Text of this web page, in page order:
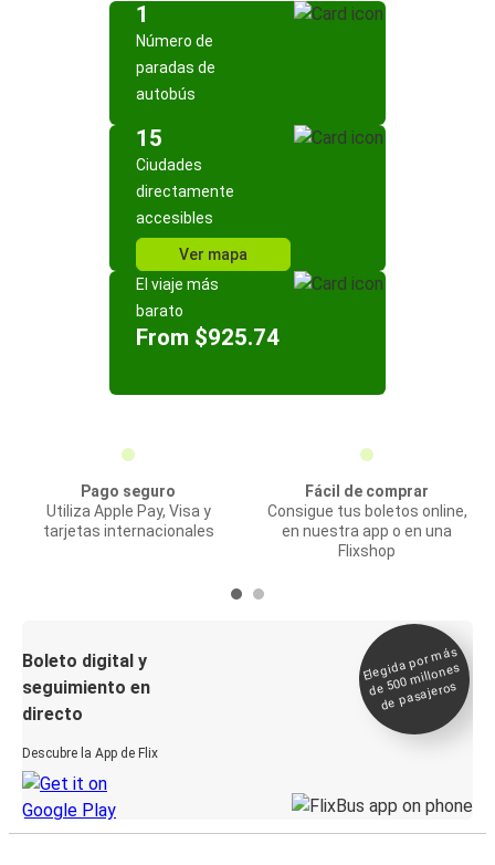
1
Número de
paradas de
autobús
15
Ciudades
directamente
accesibles
Ver mapa
El viaje más
barato
From $925.74
Pago seguro
Utiliza Apple Pay, Visa y
tarjetas internacionales
Fácil de comprar
Consigue tus boletos online,
en nuestra app o en una
Flixshop
Boleto digital y
seguimiento en
directo
Descubre la App de Flix
Elegida por
más
de 500
millones
de pasajeros